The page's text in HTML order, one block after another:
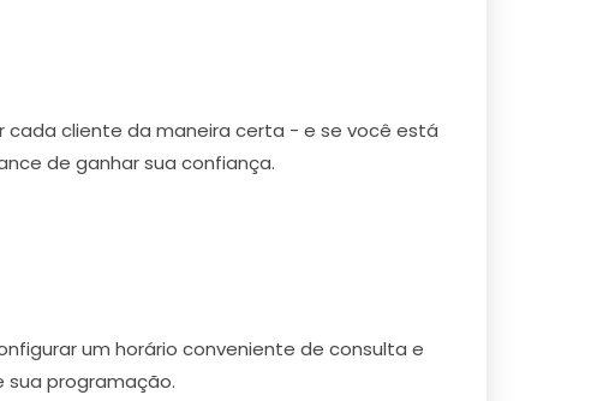
cada cliente da maneira certa - e se você está
de ganhar sua confiança.
um horário conveniente de consulta e
programação.